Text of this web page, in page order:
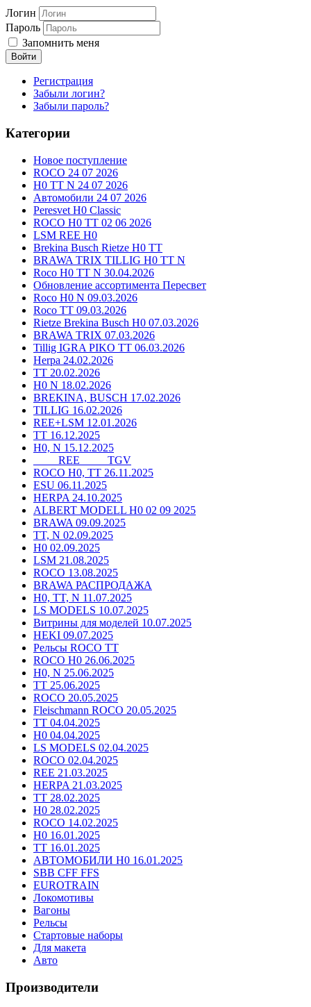
Логин
Пароль
Запомнить меня
Войти
Регистрация
Забыли логин?
Забыли пароль?
Категории
Новое поступление
ROCO 24 07 2026
H0 TT N 24 07 2026
Автомобили 24 07 2026
Peresvet H0 Classic
ROCO H0 TT 02 06 2026
LSM REE H0
Brekina Busch Rietze H0 TT
BRAWA TRIX TILLIG H0 TT N
Roco H0 TT N 30.04.2026
Обновление ассортимента Пересвет
Roco H0 N 09.03.2026
Roco TT 09.03.2026
Rietze Brekina Busch H0 07.03.2026
BRAWA TRIX 07.03.2026
Tillig IGRA PIKO TT 06.03.2026
Herpa 24.02.2026
TT 20.02.2026
H0 N 18.02.2026
BREKINA, BUSCH 17.02.2026
TILLIG 16.02.2026
REE+LSM 12.01.2026
TT 16.12.2025
H0, N 15.12.2025
____ REE ____ TGV
ROCO H0, TT 26.11.2025
ESU 06.11.2025
HERPA 24.10.2025
ALBERT MODELL H0 02 09 2025
BRAWA 09.09.2025
TT, N 02.09.2025
H0 02.09.2025
LSM 21.08.2025
ROCO 13.08.2025
BRAWA РАСПРОДАЖА
H0, TT, N 11.07.2025
LS MODELS 10.07.2025
Витрины для моделей 10.07.2025
HEKI 09.07.2025
Рельсы ROCO TT
ROCO H0 26.06.2025
H0, N 25.06.2025
TT 25.06.2025
ROCO 20.05.2025
Fleischmann ROCO 20.05.2025
TT 04.04.2025
H0 04.04.2025
LS MODELS 02.04.2025
ROCO 02.04.2025
REE 21.03.2025
HERPA 21.03.2025
TT 28.02.2025
H0 28.02.2025
ROCO 14.02.2025
H0 16.01.2025
TT 16.01.2025
АВТОМОБИЛИ H0 16.01.2025
SBB CFF FFS
EUROTRAIN
Локомотивы
Вагоны
Рельсы
Стартовые наборы
Для макета
Авто
Производители